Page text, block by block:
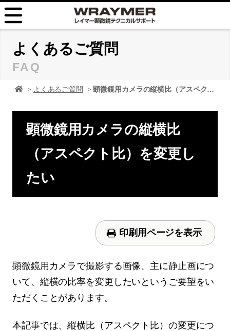
HOME
FAQ
TIPS
取扱説明書
お問い合せ
よくあるご質問
FAQ
顕微鏡 レイマーHOME
よくあるご質問 顕微鏡用カメラの縦横比（アスペクト比）を変更したい
顕微鏡用カメラの縦横比
（アスペクト比）を変更し
たい
印刷用ページを表示
顕微鏡用カメラで撮影する画像、主に静止画につ
いて、縦横の比率を変更したいというご要望をい
ただくことがあります。
本記事では、縦横比（アスペクト比）の変更につ